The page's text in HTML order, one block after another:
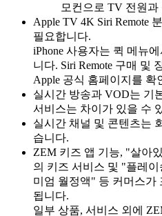
모컨으로 TV 전원
Apple TV 4K Siri Remote
필요합니다.
iPhone 사용자는 퀵 메뉴
니다. Siri Remote 구매 및
Apple 공식 홈페이지를 확
실시간 방송과 VOD는 기
서비스는 차이가 있을 수
실시간 채널 및 콘텐츠는
습니다.
ZEM 키즈 앱 기능, "살아
의 키즈 서비스 및 "플레
미엄 월정액" 등 커머스가
됩니다.
일부 상품, 서비스 외에